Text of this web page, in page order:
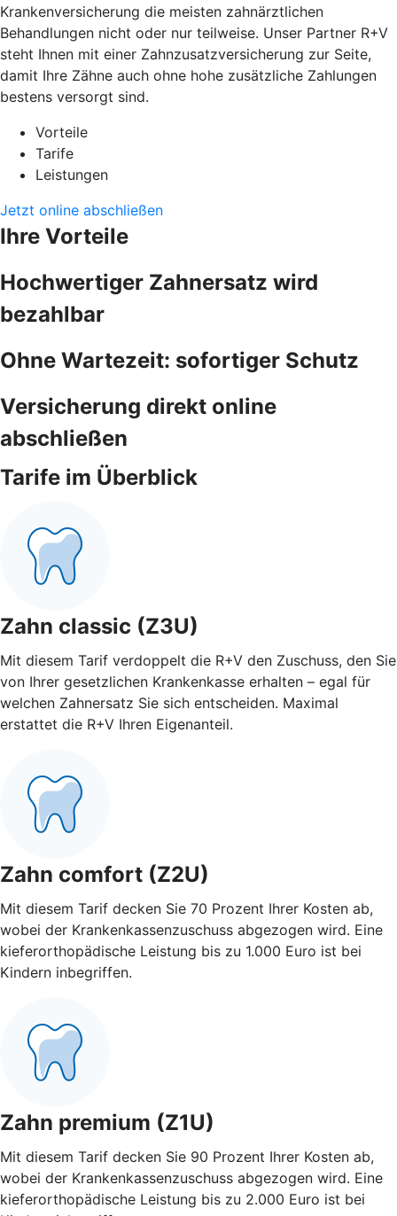
Krankenversicherung die meisten zahnärztlichen
Behandlungen nicht oder nur teilweise. Unser Partner R+V
steht Ihnen mit einer Zahnzusatzversicherung zur Seite,
damit Ihre Zähne auch ohne hohe zusätzliche Zahlungen
bestens versorgt sind.
Vorteile
Tarife
Leistungen
Jetzt online abschließen
Ihre Vorteile
Hochwertiger Zahnersatz wird
bezahlbar
Ohne Wartezeit: sofortiger Schutz
Versicherung direkt online
abschließen
Tarife im Überblick
Zahn classic (Z3U)
Mit diesem Tarif verdoppelt die R+V den Zuschuss, den Sie
von Ihrer gesetzlichen Krankenkasse erhalten – egal für
welchen Zahnersatz Sie sich entscheiden. Maximal
erstattet die R+V Ihren Eigenanteil.
Zahn comfort (Z2U)
Mit diesem Tarif decken Sie 70 Prozent Ihrer Kosten ab,
wobei der Krankenkassenzuschuss abgezogen wird. Eine
kieferorthopädische Leistung bis zu 1.000 Euro ist bei
Kindern inbegriffen.
Zahn premium (Z1U)
Mit diesem Tarif decken Sie 90 Prozent Ihrer Kosten ab,
wobei der Krankenkassenzuschuss abgezogen wird. Eine
kieferorthopädische Leistung bis zu 2.000 Euro ist bei